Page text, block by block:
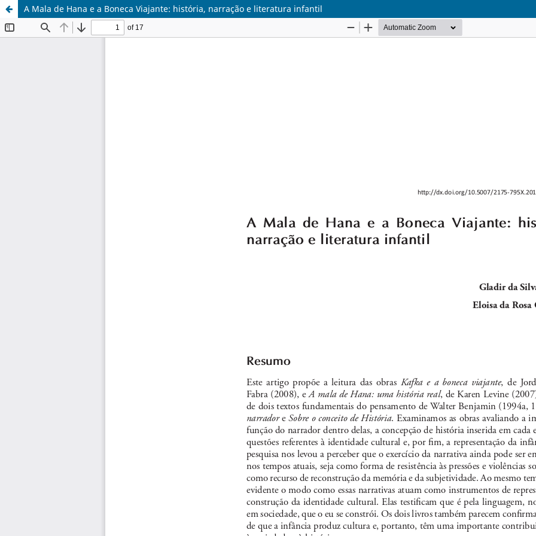
A Mala de Hana e a Boneca Viajante: história, narração e literatura infantil